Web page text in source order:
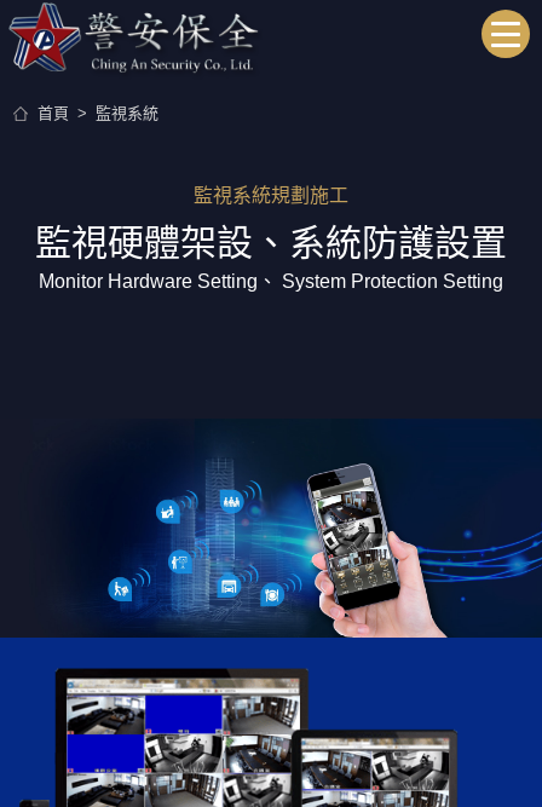
首頁 監視系統
監視系統規劃施工
監視硬體架設、系統防護設置
Monitor Hardware Setting、 System Protection Setting
公司介紹
保全介紹
保全設備
物業管理